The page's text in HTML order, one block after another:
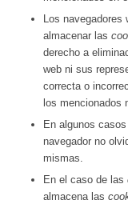
Los navegadores
almacenar las
derecho a
web ni sus
correcta o
los mencionados
En algunos
navegador no
mismas.
En el caso de las
almacena las